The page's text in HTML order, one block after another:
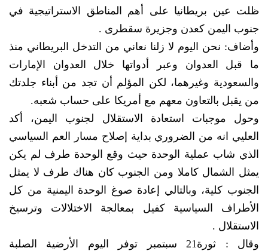
ظلت عين بريطانيا على أهم المناطق الاستراتيجية في
جنوب اليمن كعدن وجزيرة سقطرى .
وأضاف: نحن اليوم لا زلنا نعاني من التدخل البريطاني منذ
ما قبل العدوان وعبر أدواتها خلال العدوان الإمارات
والسعودية وغيرهما، لكن المؤلم أن تجد من أبناء جلدتك
من يقبل بالتعاون معهم مع أمريكا على حساب شعبه.
وحول موجبات استعادة الاستقلال لجنوب اليمن، أكد
العليي انه من الضروري بداية إصلاح مسار العم السياسي
الذي شاب عملية الوحدة حيث وقع الوحدة طرف لم يكن
يمثل الشمال كاملا ومن الجنوب كان هناك طرف لا يمثل
الجنوب كلية، وبالتالي إعادة صوغ الوحدة اليمنية من كل
الأطراف السياسية كفيل بمعالجة الاختلالات وترسيخ
الاستقلال .
وقال : ثورة21 سبتمبر توفر اليوم الأرضية الصلبة